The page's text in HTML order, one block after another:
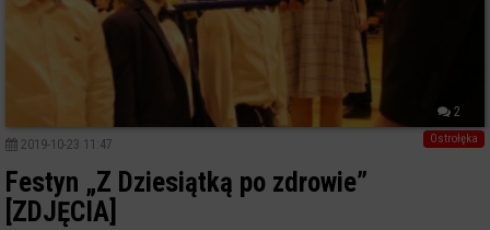
2
Ostrołęka
2019-10-23 11:47
Festyn „Z Dziesiątką po zdrowie”
[ZDJĘCIA]